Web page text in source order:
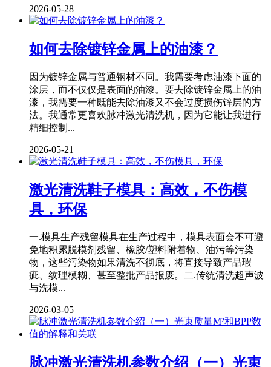
2026-05-28
如何去除镀锌金属上的油漆？
因为镀锌金属与普通钢材不同。我需要考虑油漆下面的
涂层，而不仅仅是表面的油漆。要去除镀锌金属上的油
漆，我需要一种既能去除油漆又不会过度损伤锌层的方
法。我通常更喜欢脉冲激光清洗机，因为它能让我进行
精细控制...
2026-05-21
激光清洗鞋子模具：高效，不伤模
具，环保
一.模具生产残留模具在生产过程中，模具表面会不可避
免地积累脱模剂残留、橡胶/塑料附着物、油污等污染
物，这些污染物如果清洗不彻底，将直接导致产品瑕
疵、纹理模糊、甚至整批产品报废。二.传统清洗超声波
与洗模...
2026-03-05
脉冲激光清洗机参数介绍（一）光束